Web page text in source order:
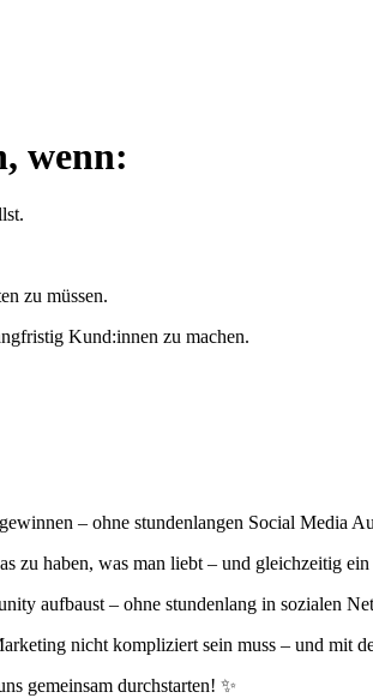
wenn:
zu müssen.
Kund:innen zu machen.
– ohne stundenlangen Social Media
haben, was man liebt – und gleichzeitig
aufbaust – ohne stundenlang in sozialen
nicht kompliziert sein muss – und mit
gemeinsam durchstarten! ✨